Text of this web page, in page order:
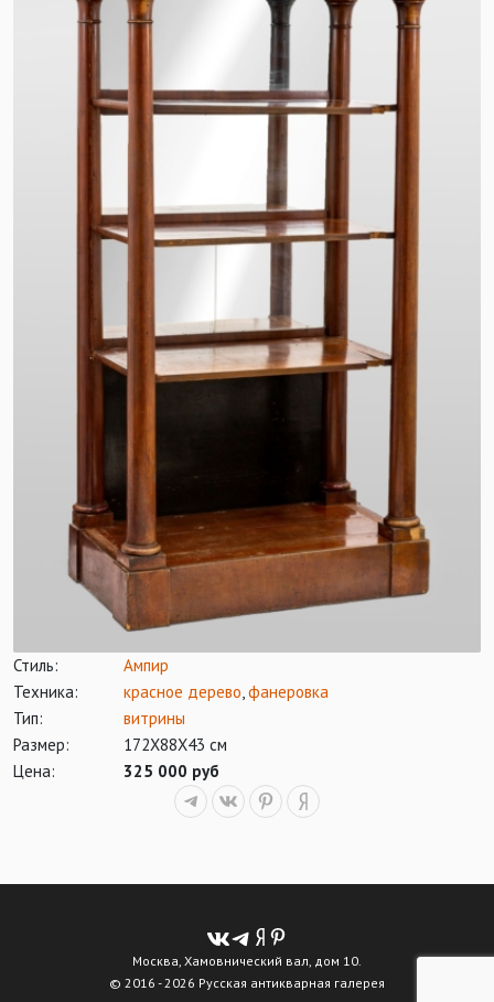
Стиль:
Ампир
Техника:
красное дерево,фанеровка
Тип:
витрины
Размер:
172Х88Х43 см
Цена:
325 000 руб
Москва, Хамовнический вал, дом 10.
© 2016 - 2026 Русская антикварная галерея